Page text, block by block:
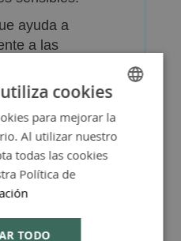
ayuda a
a las
la piel
24 horas.
la
propiedades
al estrés
SPANISH
ENGLISH
cookies
para mejorar la
Al utilizar nuestro
todas las cookies
Política de
TODO